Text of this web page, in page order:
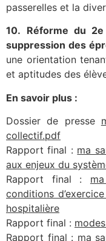
passerelles et la
10. Réforme du
suppression des
une orientation
et aptitudes des
En savoir plus :
Dossier de presse
collectif.pdf
Rapport final : ma
aux enjeux du
Rapport final :
conditions
hospitalière
Rapport final :
Rapport final : ma